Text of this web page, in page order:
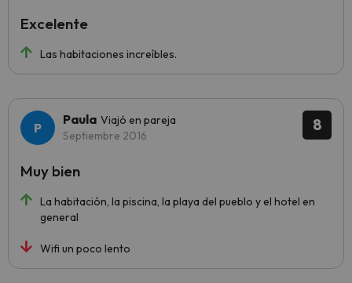
Las habitaciones increíbles.
Excelente
8
Paula Viajó en pareja
Septiembre 2016
La habitación, la piscina, la playa del pueblo y el hotel en
general
Wifi un poco lento
Muy bien